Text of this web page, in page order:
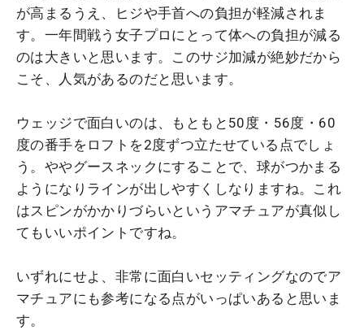
が高まるうえ、ヒジや手首への負担が軽減されま
す。一年間戦う女子プロにとって体への負担が減る
のは大きいと思います。このサジ加減が絶妙だから
こそ、人気があるのだと思います。
ウェッジで面白いのは、もともと50度・56度・60
度の番手をロフトを2度ずつ立たせている点でしょ
う。ややグースネックにすることで、球がつかまる
ようになりラインが出しやすくしなりますね。これ
はスピンがかかりづらいというアマチュアが真似し
てもいいポイントですね。
いずれにせよ、非常に面白いセッティングなのでア
マチュアにも参考になる点がいっぱいあると思いま
す。